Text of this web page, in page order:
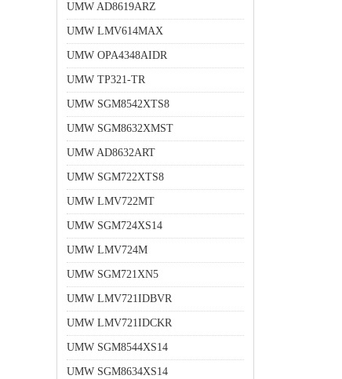
UMW AD8619ARZ
UMW LMV614MAX
UMW OPA4348AIDR
UMW TP321-TR
UMW SGM8542XTS8
UMW SGM8632XMST
UMW AD8632ART
UMW SGM722XTS8
UMW LMV722MT
UMW SGM724XS14
UMW LMV724M
UMW SGM721XN5
UMW LMV721IDBVR
UMW LMV721IDCKR
UMW SGM8544XS14
UMW SGM8634XS14